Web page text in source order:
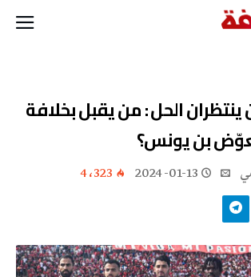
ينتظران الحل : من يقبل بخلافة
بن يونس؟
2024-01-13 4٬323